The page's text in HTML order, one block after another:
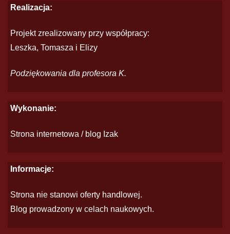
Realizacja:
Projekt zrealizowany przy współpracy:
Leszka, Tomasza i Elizy
Podziękowania dla profesora K.
Wykonanie:
Strona internetowa / blog Izak
Informacje:
Strona nie stanowi oferty handlowej.
Blog prowadzony w celach naukowych.